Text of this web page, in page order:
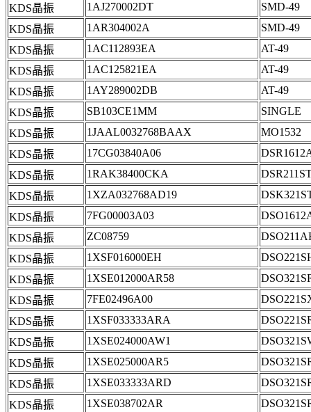
KDS晶振
1AJ270002DT
SMD-49
KDS晶振
1AR304002A
SMD-49
KDS晶振
1AC112893EA
AT-49
KDS晶振
1AC125821EA
AT-49
KDS晶振
1AY289002DB
AT-49
KDS晶振
SB103CE1MM
SINGLE
KDS晶振
1JAAL0032768BAAX
MO1532
KDS晶振
17CG03840A06
KDS晶振
1RAK38400CKA
KDS晶振
1XZA032768AD19
KDS晶振
7FG00003A03
KDS晶振
ZC08759
KDS晶振
1XSF016000EH
KDS晶振
1XSE012000AR58
KDS晶振
7FE02496A00
KDS晶振
1XSF033333ARA
KDS晶振
1XSE024000AW1
KDS晶振
1XSE025000AR5
KDS晶振
1XSE033333ARD
KDS晶振
1XSE038702AR